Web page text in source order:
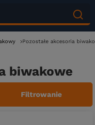
Pozostałe akcesoria
biwakowe
Filtrowanie